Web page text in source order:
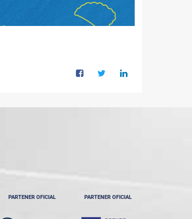
PARTENER OFICIAL PARTENER OFICIAL